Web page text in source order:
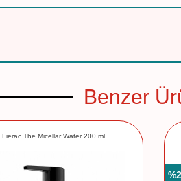
Benzer
Lierac The Micellar Water 200 ml
%